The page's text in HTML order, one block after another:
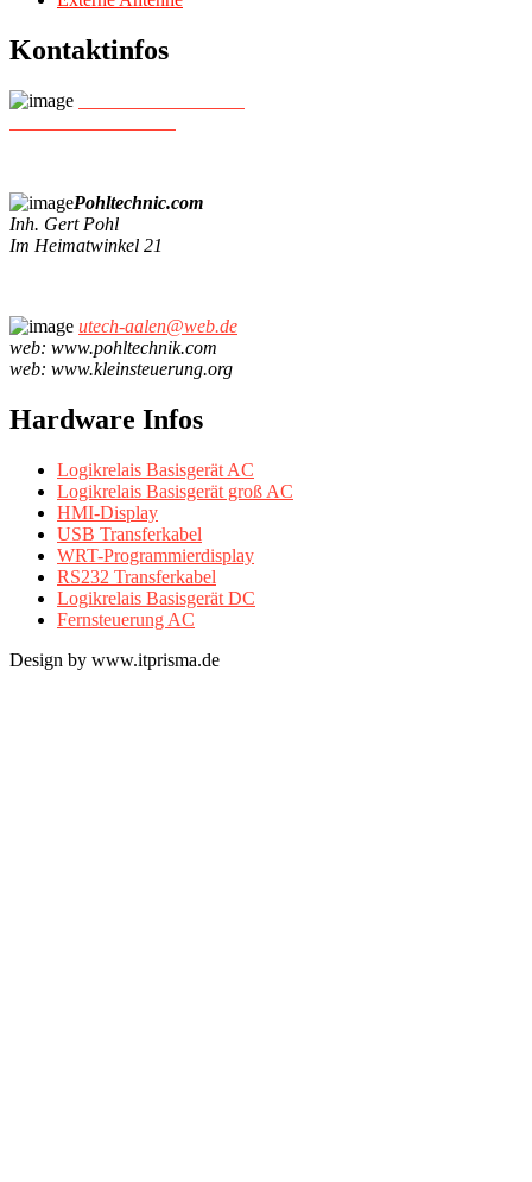
Kontaktinfos
Pohltechnic.com
Inh. Gert Pohl
Im Heimatwinkel 21
utech-aalen@web.de
web: www.pohltechnik.com
web: www.kleinsteuerung.org
Hardware Infos
Logikrelais Basisgerät AC
Logikrelais Basisgerät groß AC
HMI-Display
USB Transferkabel
WRT-Programmierdisplay
RS232 Transferkabel
Logikrelais Basisgerät DC
Fernsteuerung AC
Design by www.itprisma.de